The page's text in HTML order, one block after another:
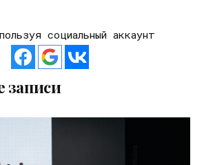
социальный аккаунт
записи